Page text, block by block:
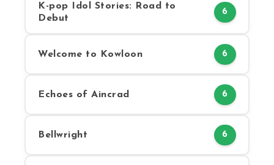
K-pop Idol Stories: Road to
Debut
6
Welcome to Kowloon 6
Echoes of Aincrad 6
Bellwright 6